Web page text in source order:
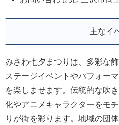
主なイ
みさわ七夕まつりは、多彩な
ステージイベントやパフォー
を楽しませます。伝統的な吹
化やアニメキャラクターをモ
りが街を彩ります。地域の団